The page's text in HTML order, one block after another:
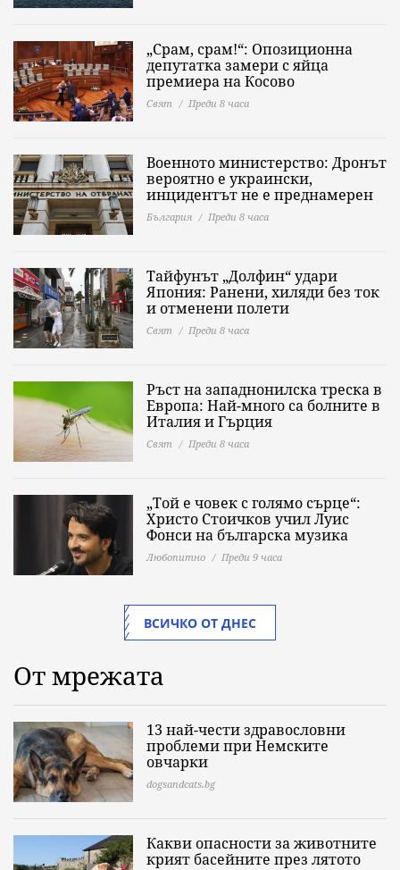
„Срам, срам!“: Опозиционна
депутатка замери с яйца
премиера на Косово
Свят Преди 8 часа
Военното министерство: Дронът
вероятно е украински,
инцидентът не е преднамерен
България Преди 8 часа
Тайфунът „Долфин“ удари
Япония: Ранени, хиляди без ток
и отменени полети
Свят Преди 8 часа
Ръст на западнонилска треска в
Европа: Най-много са болните в
Италия и Гърция
Свят Преди 8 часа
„Той е човек с голямо сърце“:
Христо Стоичков учил Луис
Фонси на българска музика
Любопитно Преди 9 часа
ВСИЧКО ОТ ДНЕС
От мрежата
13 най-чести здравословни
проблеми при Немските
овчарки
dogsandcats.bg
Какви опасности за животните
крият басейните през лятото